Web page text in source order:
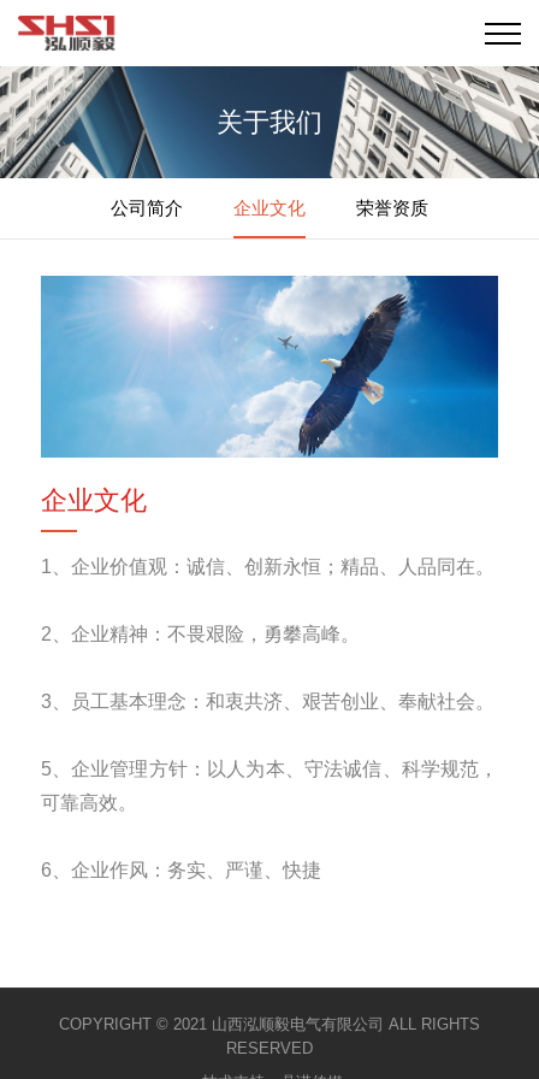
关于我们
公司简介 企业文化 荣誉资质
企业文化
1、企业价值观：诚信、创新永恒；精品、人品同在。
2、企业精神：不畏艰险，勇攀高峰。
3、员工基本理念：和衷共济、艰苦创业、奉献社会。
5、企业管理方针：以人为本、守法诚信、科学规范，
可靠高效。
6、企业作风：务实、严谨、快捷
COPYRIGHT © 2021 山西泓顺毅电气有限公司 ALL RIGHTS
RESERVED